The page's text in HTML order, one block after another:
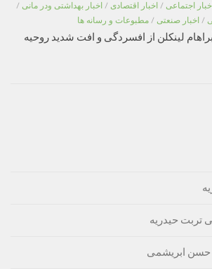
اخبار اجتماعی / اخبار اقتصادی / اخبار بهداشتی ودر مانی /
/ اخبار صنعتی / مطبوعات و رسانه ها
آبراهام لینکلن از افسردگی و افت شدید روحیه
تربت حیدریه
حسن ابریشمی